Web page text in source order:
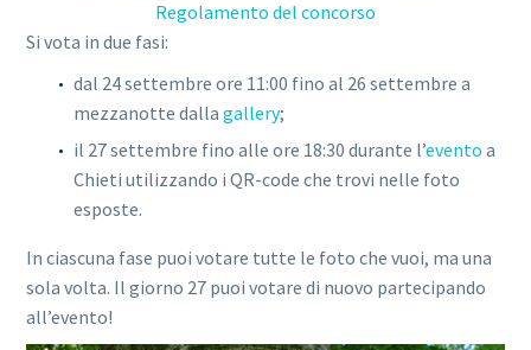
Regolamento del concorso
Si vota in due fasi:
dal 24 settembre ore 11:00 fino al 26 settembre a
mezzanotte dalla gallery;
il 27 settembre fino alle ore 18:30 durante l’evento a
Chieti utilizzando i QR-code che trovi nelle foto
esposte.
In ciascuna fase puoi votare tutte le foto che vuoi, ma una
sola volta. Il giorno 27 puoi votare di nuovo partecipando
all’evento!